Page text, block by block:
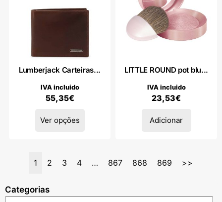
Categorias
Lumberjack Carteiras...
55,35€
IVA incluido
Ver opções
LITTLE ROUND pot blu...
23,53€
IVA incluido
Adicionar
1 2 3 4 … 867 868 869 >>